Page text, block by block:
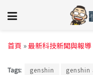
首頁 »最新科技新聞與報導
Tags: genshin